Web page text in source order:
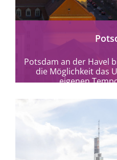
Potsdam an der Havel
die Möglichkeit das
eigenen